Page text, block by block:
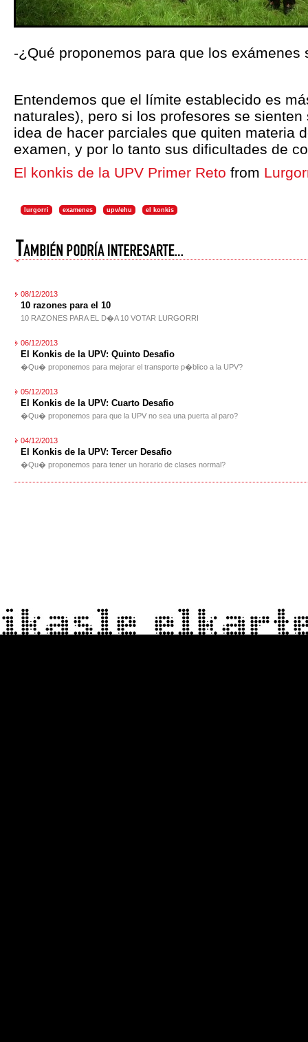
-¿Qué proponemos para que los exámenes
Entendemos que el límite establecido es
naturales), pero si los profesores se
idea de hacer parciales que quiten materia
examen, y por lo tanto sus dificultades de
El konkis de la UPV Primer Reto from
lurgorri examenes upv/ehu el konkis
08/12/2013
10 razones para el 10
10 RAZONES PARA EL D�A 10 VOTAR LURGORRI
06/12/2013
El Konkis de la UPV: Quinto Desafio
�Qu� proponemos para mejorar el transporte p�blico a la UPV?
05/12/2013
El Konkis de la UPV: Cuarto Desafio
�Qu� proponemos para que la UPV no sea una puerta al paro?
04/12/2013
El Konkis de la UPV: Tercer Desafio
�Qu� proponemos para tener un horario de clases normal?